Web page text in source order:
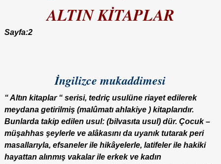
ALTIN KİTAPLAR
Sayfa:2
İngilizce mukaddimesi
“ Altın kitaplar “serisi, tedriç usulüne riayet edilerek
meydana getirilmiş (malûmatı ahlakiye ) kitaplarıdır.
Bunlarda takip edilen usul: (bilvasıta usul) dür. Çocuk –
müşahhas şeylerle ve alâkasını da uyanık tutarak peri
masallarıyla, efsaneler ile hikâyelerle, latifeler ile hakiki
hayattan alınmış vakalar ile erkek ve kadın